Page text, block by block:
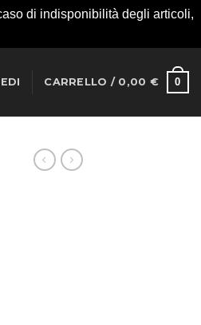
di indisponibilità degli articoli,
CARRELLO / 0,00 € 0